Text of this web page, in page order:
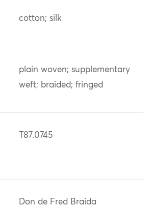
cotton; silk
plain woven; supplementary
weft; braided; fringed
T87.0745
Don de Fred Braida